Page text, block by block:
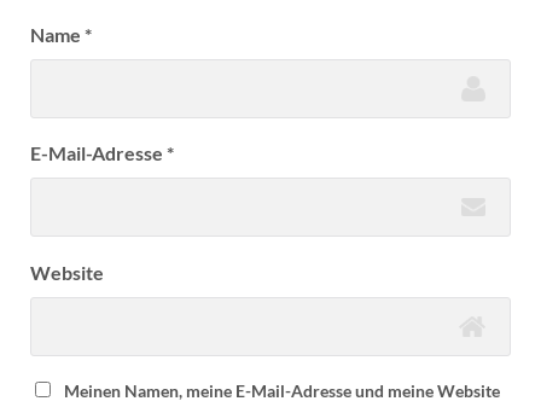
Name *
E-Mail-Adresse *
Website
Meinen Namen, meine E-Mail-Adresse und meine Website